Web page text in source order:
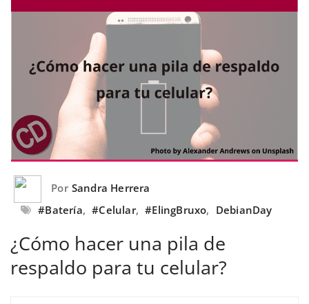
Por Sandra Herrera
#Batería, #Celular, #ElingBruxo, DebianDay
¿Cómo hacer una pila de
respaldo para tu celular?